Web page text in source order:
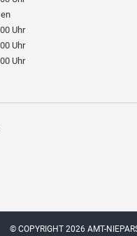
Uhr
Uhr
Uhr
© COPYRIGHT 2026 AMT-